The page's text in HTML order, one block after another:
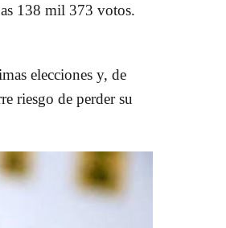
138 mil 373 votos.
elecciones y, de
riesgo de perder su